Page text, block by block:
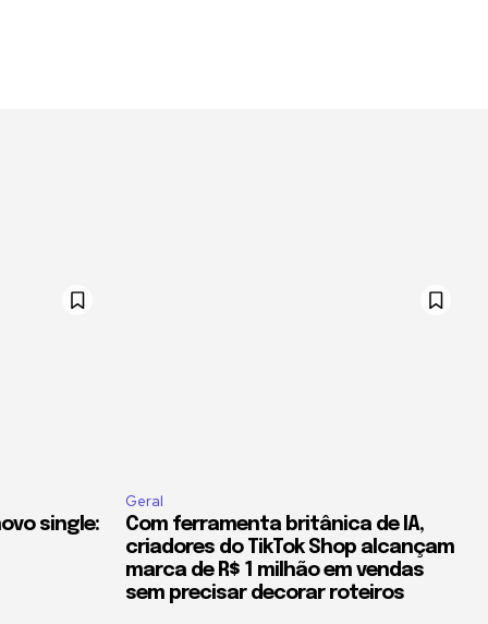
single:
Geral
Com ferramenta britânica de IA,
criadores do TikTok Shop alcançam
marca de R$ 1 milhão em vendas
sem precisar decorar roteiros